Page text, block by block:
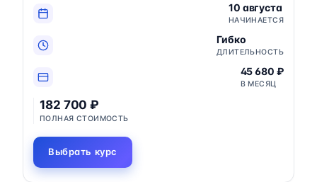
10 августа
НАЧИНАЕТСЯ
Гибко
ДЛИТЕЛЬНОСТЬ
45 680 ₽
В МЕСЯЦ
182 700 ₽
ПОЛНАЯ СТОИМОСТЬ
Выбрать курс